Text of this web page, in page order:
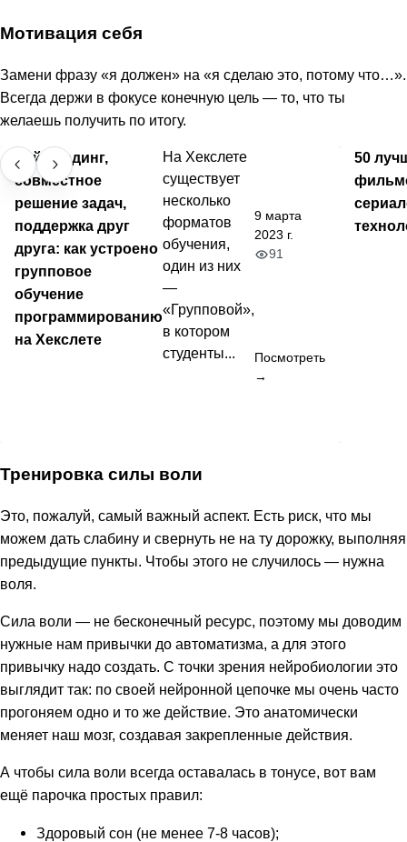
Мотивация себя
Замени фразу «я должен» на «я сделаю это, потому что…».
Всегда держи в фокусе конечную цель — то, что ты
желаешь получить по итогу.
Лайв-кодинг,
совместное
решение задач,
поддержка друг
друга: как устроено
групповое
обучение
программированию
на Хекслете
На Хекслете
существует
несколько
форматов
обучения,
один из них
—
«Групповой»,
в котором
студенты...
9 марта
2023 г.
91
Посмотреть
→
50
Тренировка силы воли
Это, пожалуй, самый важный аспект. Есть риск, что мы
можем дать слабину и свернуть не на ту дорожку, выполняя
предыдущие пункты. Чтобы этого не случилось — нужна
воля.
Сила воли — не бесконечный ресурс, поэтому мы доводим
нужные нам привычки до автоматизма, а для этого
привычку надо создать. С точки зрения нейробиологии это
выглядит так: по своей нейронной цепочке мы очень часто
прогоняем одно и то же действие. Это анатомически
меняет наш мозг, создавая закрепленные действия.
А чтобы сила воли всегда оставалась в тонусе, вот вам
ещё парочка простых правил:
Здоровый сон (не менее 7-8 часов);